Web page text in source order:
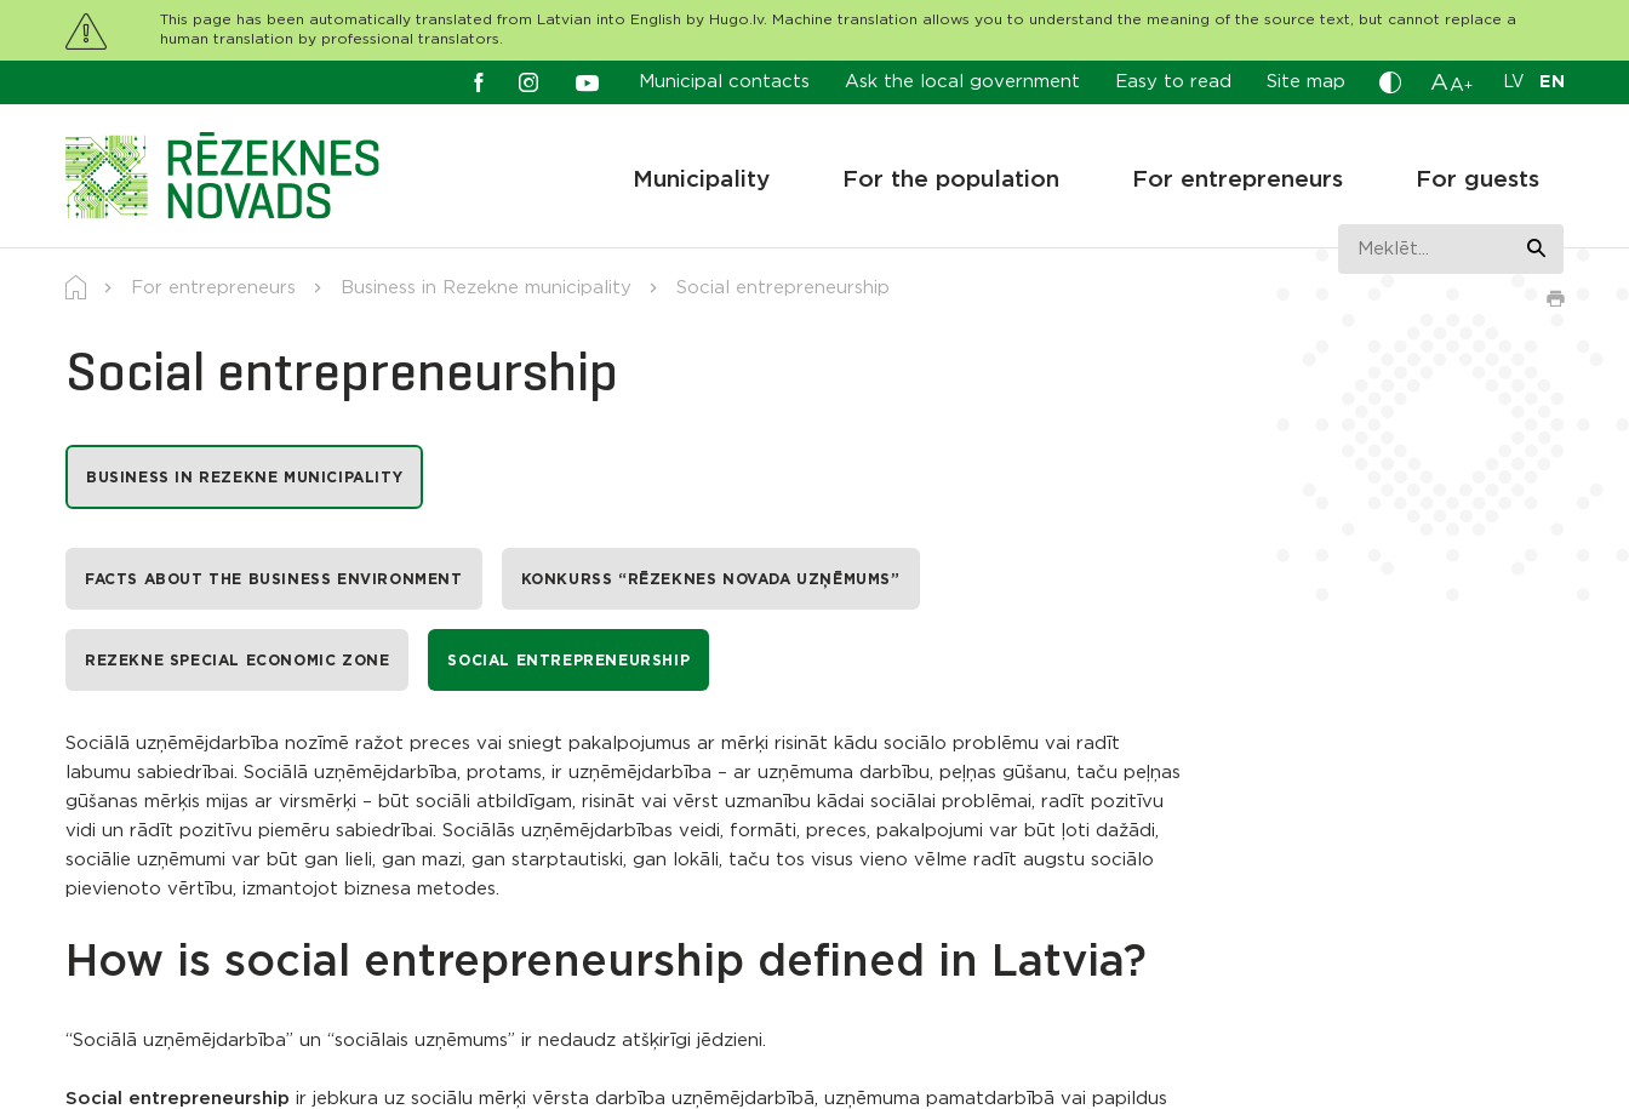
This page has been automatically translated from Latvian into English by Hugo.lv. Machine translation allows you to understand the meaning of the source text, but cannot replace a
human translation by professional translators.
Municipal contacts Ask the local government Easy to read Site map A A+ LV EN
Municipality For the population For entrepreneurs For guests
For entrepreneurs Business in Rezekne municipality Social entrepreneurship
Social entrepreneurship
BUSINESS IN REZEKNE MUNICIPALITY
FACTS ABOUT THE BUSINESS ENVIRONMENT KONKURSS “RĒZEKNES NOVADA UZŅĒMUMS”
REZEKNE SPECIAL ECONOMIC ZONE SOCIAL ENTREPRENEURSHIP
Sociālā uzņēmējdarbība nozīmē ražot preces vai sniegt pakalpojumus ar mērķi risināt kādu sociālo problēmu vai radīt
labumu sabiedrībai. Sociālā uzņēmējdarbība, protams, ir uzņēmējdarbība – ar uzņēmuma darbību, peļņas gūšanu, taču peļņas
gūšanas mērķis mijas ar virsmērķi – būt sociāli atbildīgam, risināt vai vērst uzmanību kādai sociālai problēmai, radīt pozitīvu
vidi un rādīt pozitīvu piemēru sabiedrībai. Sociālās uzņēmējdarbības veidi, formāti, preces, pakalpojumi var būt ļoti dažādi,
sociālie uzņēmumi var būt gan lieli, gan mazi, gan starptautiski, gan lokāli, taču tos visus vieno vēlme radīt augstu sociālo
pievienoto vērtību, izmantojot biznesa metodes.
How is social entrepreneurship defined in Latvia?
“Sociālā uzņēmējdarbība” un “sociālais uzņēmums” ir nedaudz atšķirīgi jēdzieni.
Social entrepreneurship ir jebkura uz sociālu mērķi vērsta darbība uzņēmējdarbībā, uzņēmuma pamatdarbībā vai papildus